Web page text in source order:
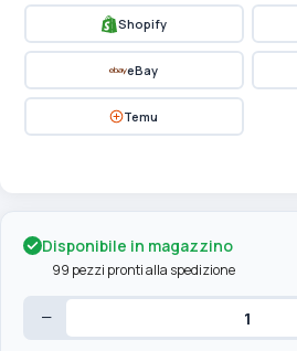
Shopify
eBay
Temu
Disponibile in magazzino
99 pezzi pronti alla spedizione
−